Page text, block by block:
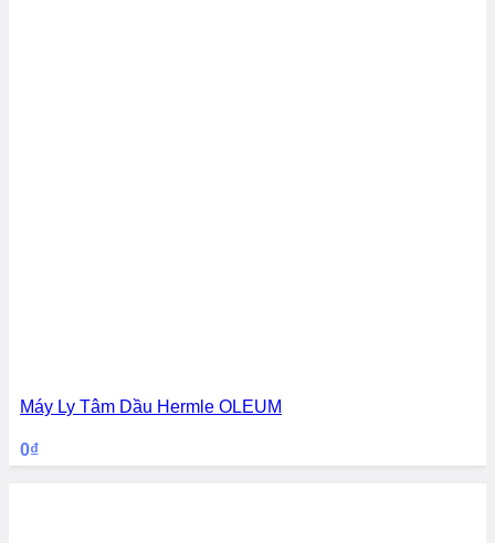
Máy Ly Tâm Dầu Hermle OLEUM
0₫